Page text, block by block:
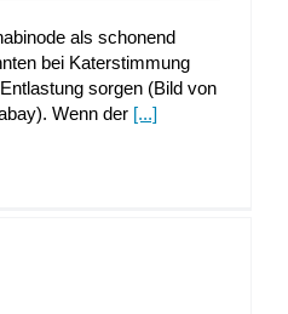
als schonend
bei Katerstimmung
sorgen (Bild von
Wenn der [...]